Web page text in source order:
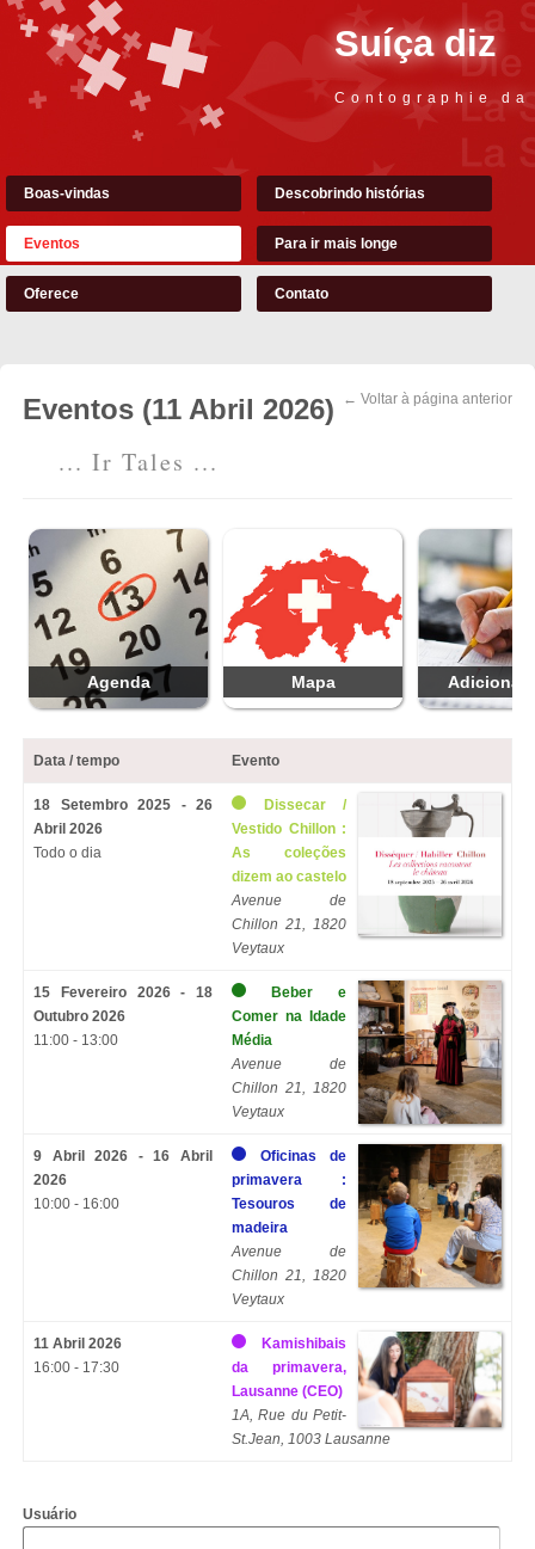
Suíça diz
Contographie
Boas-vindas Descobrindo histórias
Eventos Para ir mais longe
Oferece Contato
← Voltar à página anterior
Eventos (11 Abril 2026)
... Ir Tales ...
Agenda Mapa Adicionar
Data / tempo Evento
18 Setembro 2025 - 26
Abril 2026
Todo o dia
Dissecar /
Vestido Chillon :
As coleções
dizem ao castelo
Avenue de
Chillon 21, 1820
Veytaux
15 Fevereiro 2026 - 18
Outubro 2026
11:00 - 13:00
Beber e
Comer na Idade
Média
Avenue de
Chillon 21, 1820
Veytaux
9 Abril 2026 - 16 Abril
2026
10:00 - 16:00
Oficinas de
primavera :
Tesouros de
madeira
Avenue de
Chillon 21, 1820
Veytaux
11 Abril 2026
16:00 - 17:30
Kamishibais
da primavera,
Lausanne (CEO)
1A, Rue du Petit-
St.Jean, 1003 Lausanne
Usuário